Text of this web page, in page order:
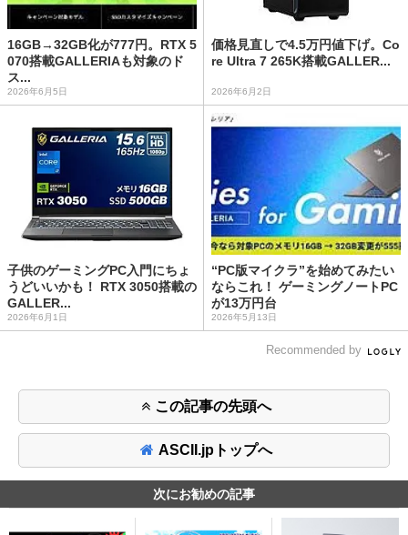
16GB→32GB化が777円。RTX 5
070搭載GALLERIAも対象のド
ス...
2026年6月5日
価格見直しで4.5万円値下げ。Co
re Ultra 7 265K搭載GALLER...
2026年6月2日
子供のゲーミングPC入門にちょ
うどいいかも！ RTX 3050搭載の
GALLER...
2026年6月1日
“PC版マイクラ”を始めてみたい
ならこれ！ ゲーミングノートPC
が13万円台
2026年5月13日
Recommended by
この記事の先頭へ
ASCII.jpトップへ
次にお勧めの記事